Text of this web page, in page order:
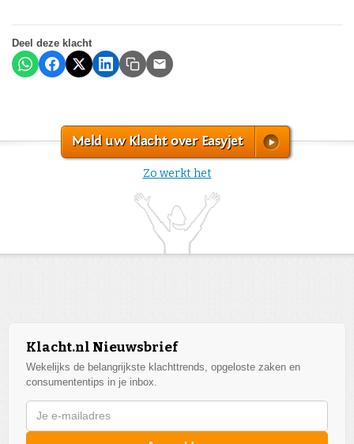
Deel deze klacht
Meld uw Klacht over Easyjet
Zo werkt het
Klacht.nl Nieuwsbrief
Wekelijks de belangrijkste klachttrends, opgeloste zaken en
consumententips in je inbox.